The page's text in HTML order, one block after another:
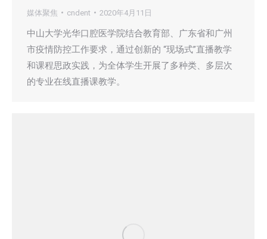
媒体聚焦 cndent 2020年4月11日
中山大学光华口腔医学院结合教育部、广东省和广州
市疫情防控工作要求，通过创新的 “现场式”直播教学
和课程思政实践，为全体学生开展了多种类、多层次
的专业在线直播课教学。